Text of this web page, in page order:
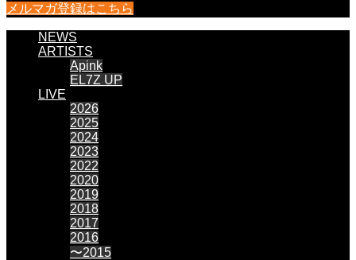
メルマガ登録はこちら
NEWS
ARTISTS
Apink
EL7Z UP
LIVE
2026
2025
2024
2023
2022
2020
2019
2018
2017
2016
〜2015